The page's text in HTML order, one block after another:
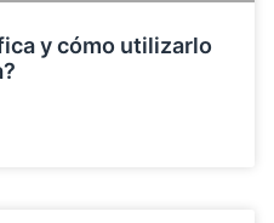
y cómo utilizarlo